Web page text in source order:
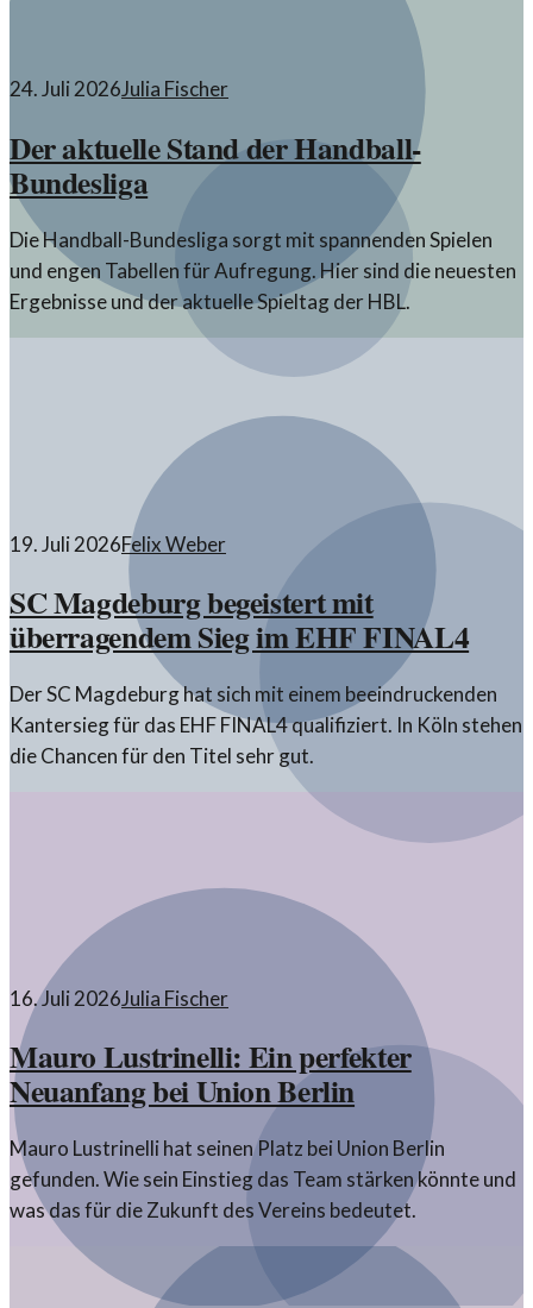
24. Juli 2026Julia Fischer
Der aktuelle Stand der Handball-
Bundesliga
Die Handball-Bundesliga sorgt mit spannenden Spielen
und engen Tabellen für Aufregung. Hier sind die neuesten
Ergebnisse und der aktuelle Spieltag der HBL.
19. Juli 2026Felix Weber
SC Magdeburg begeistert mit
überragendem Sieg im EHF FINAL4
Der SC Magdeburg hat sich mit einem beeindruckenden
Kantersieg für das EHF FINAL4 qualifiziert. In Köln stehen
die Chancen für den Titel sehr gut.
16. Juli 2026Julia Fischer
Mauro Lustrinelli: Ein perfekter
Neuanfang bei Union Berlin
Mauro Lustrinelli hat seinen Platz bei Union Berlin
gefunden. Wie sein Einstieg das Team stärken könnte und
was das für die Zukunft des Vereins bedeutet.